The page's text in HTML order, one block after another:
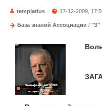
templarius 17-12-2009,
База знаний Ассоциации / "З"